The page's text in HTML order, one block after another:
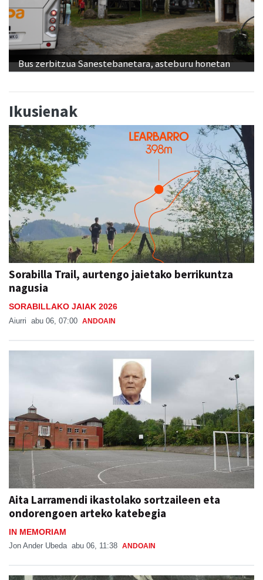
Bus zerbitzua Sanestebanetara, asteburu honetan
Ikusienak
Sorabilla Trail, aurtengo jaietako berrikuntza
nagusia
SORABILLAKO JAIAK 2026
Aiurri abu 06, 07:00 ANDOAIN
Aita Larramendi ikastolako sortzaileen eta
ondorengoen arteko katebegia
IN MEMORIAM
Jon Ander Ubeda abu 06, 11:38 ANDOAIN